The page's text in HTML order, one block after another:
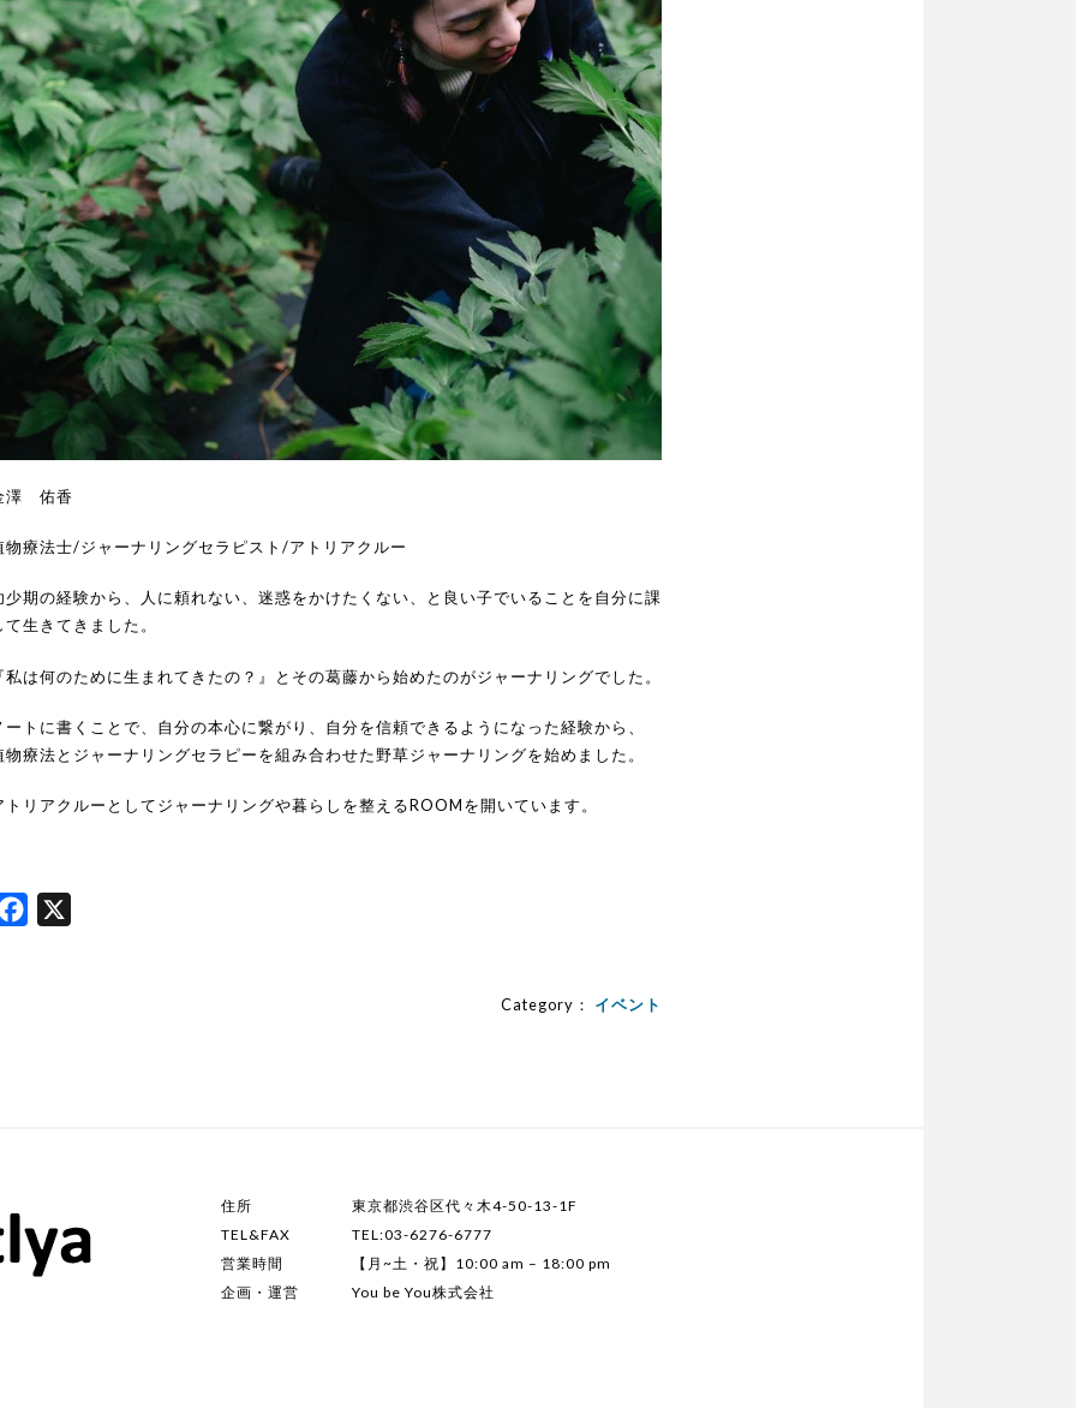
澤 佑香
物療法士/ジャーナリングセラピスト/アトリアクルー
少期の経験から、人に頼れない、迷惑をかけたくない、と良い子でいることを自分に課
て生きてきました。
私は何のために生まれてきたの？』とその葛藤から始めたのがジャーナリングでした。
ートに書くことで、自分の本心に繋がり、自分を信頼できるようになった経験から、
物療法とジャーナリングセラピーを組み合わせた野草ジャーナリングを始めました。
トリアクルーとしてジャーナリングや暮らしを整えるROOMを開いています。
Facebook
Category： イベント
住所
東京都渋谷区代々木4-50-13-1F
TEL&FAX
TEL:03-6276-6777
営業時間
【月~土・祝】10:00 am – 18:00 pm
企画・運営
You be You株式会社